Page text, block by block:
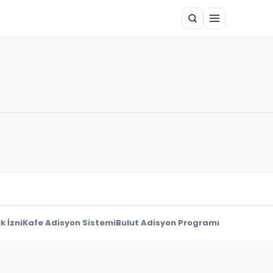
İzniKafe Adisyon SistemiBulut Adisyon Programı